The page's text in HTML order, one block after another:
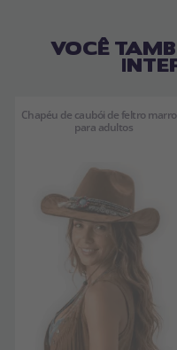
VOCÊ
Chapéu de caubói de feltro
para adultos